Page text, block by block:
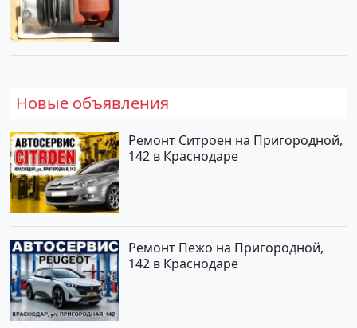
Новые объявления
Ремонт Ситроен на Пригородной,
142 в Краснодаре
Ремонт Пежо на Пригородной,
142 в Краснодаре